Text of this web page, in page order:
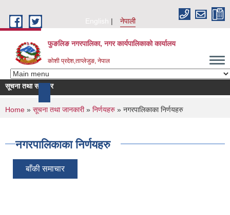
English
नेपाली
फुङलिङ नगरपालिका, नगर कार्यपालिकाको कार्यालय
कोशी प्रदेश,ताप्लेजुङ, नेपाल
सूचना तथा समाचार
You are here
Home » सूचना तथा जानकारी» निर्णयहरु » नगरपालिकाका निर्णयहरु
नगरपालिकाका निर्णयहरु
बाँकी समाचार